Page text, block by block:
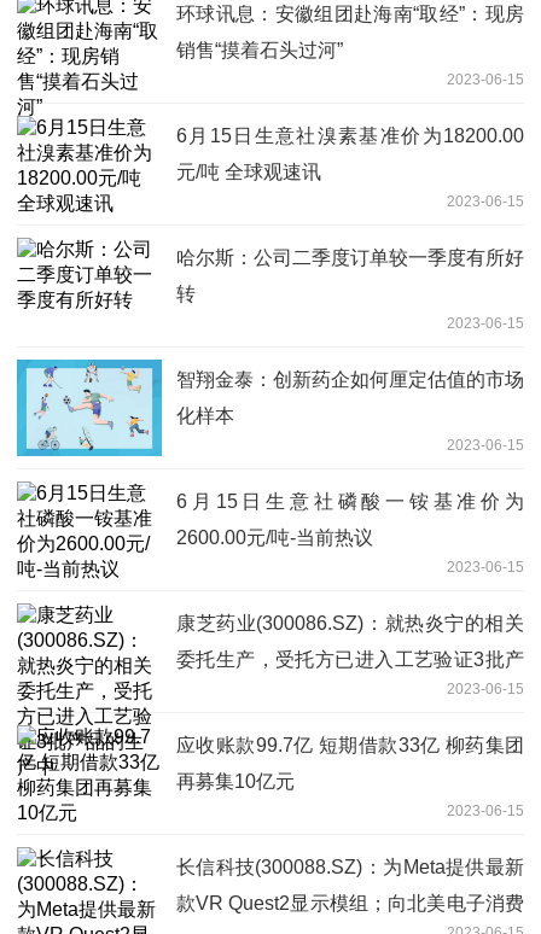
环球讯息：安徽组团赴海南“取经”：现房
销售“摸着石头过河”
2023-06-15
6月15日生意社溴素基准价为18200.00
元/吨 全球观速讯
2023-06-15
哈尔斯：公司二季度订单较一季度有所好
转
2023-06-15
智翔金泰：创新药企如何厘定估值的市场
化样本
2023-06-15
6月15日生意社磷酸一铵基准价为
2600.00元/吨-当前热议
2023-06-15
康芝药业(300086.SZ)：就热炎宁的相关
委托生产，受托方已进入工艺验证3批产
2023-06-15
应收账款99.7亿 短期借款33亿 柳药集团
再募集10亿元
2023-06-15
长信科技(300088.SZ)：为Meta提供最新
款VR Quest2显示模组；向北美电子消费